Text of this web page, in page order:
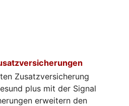
Zusatzversicherung
plus mit der Signal
erweitern den